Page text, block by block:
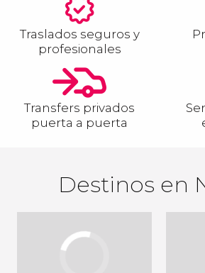
Traslados seguros y
profesionales
Transfers privados
puerta a puerta
Destinos en